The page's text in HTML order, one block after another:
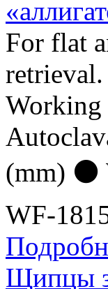
For flat
Working
(mm) ⚫
WF-
Щипцы